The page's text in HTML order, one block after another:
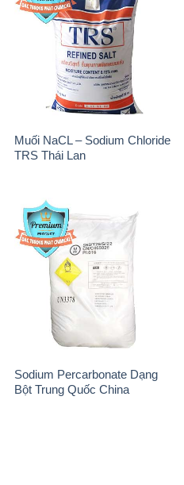
Muối NaCL – Sodium Chloride
TRS Thái Lan
Sodium Percarbonate Dạng
Bột Trung Quốc China